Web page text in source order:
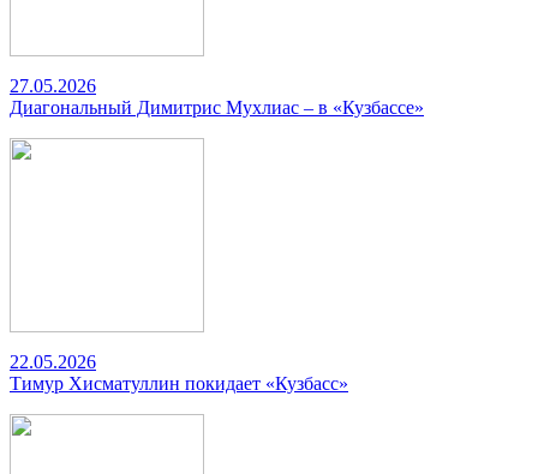
27.05.2026
Диагональный Димитрис Мухлиас – в «Кузбассе»
22.05.2026
Тимур Хисматуллин покидает «Кузбасс»